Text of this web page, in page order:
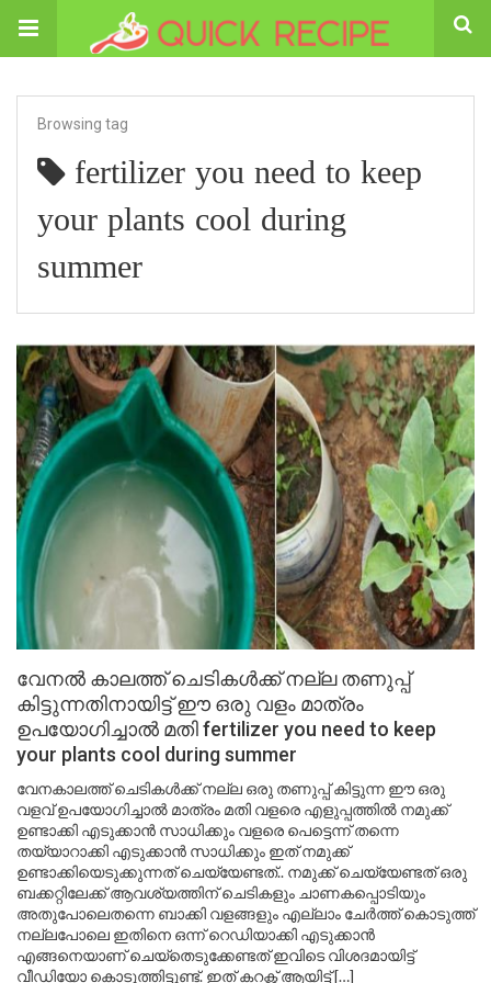
Browsing tag
fertilizer you need to keep
your plants cool during
summer
വേനൽ കാലത്ത് ചെടികൾക്ക് നല്ല തണുപ്പ്
കിട്ടുന്നതിനായിട്ട് ഈ ഒരു വളം മാത്രം
ഉപയോഗിച്ചാൽ മതി fertilizer you need to keep
your plants cool during summer
വേനകാലത്ത് ചെടികൾക്ക് നല്ല ഒരു തണുപ്പ് കിട്ടുന്ന ഈ ഒരു
വളവ് ഉപയോഗിച്ചാൽ മാത്രം മതി വളരെ എളുപ്പത്തിൽ നമുക്ക്
ഉണ്ടാക്കി എടുക്കാൻ സാധിക്കും വളരെ പെട്ടെന്ന് തന്നെ
തയ്യാറാക്കി എടുക്കാൻ സാധിക്കും ഇത് നമുക്ക്
ഉണ്ടാക്കിയെടുക്കുന്നത് ചെയ്യേണ്ടത്.. നമുക്ക് ചെയ്യേണ്ടത് ഒരു
ബക്കറ്റിലേക്ക് ആവശ്യത്തിന് ചെടികളും ചാണകപ്പൊടിയും
അതുപോലെതന്നെ ബാക്കി വളങ്ങളും എല്ലാം ചേർത്ത് കൊടുത്ത്
നല്ലപോലെ ഇതിനെ ഒന്ന് റെഡിയാക്കി എടുക്കാൻ
എങ്ങനെയാണ് ചെയ്തെടുക്കേണ്ടത് ഇവിടെ വിശദമായിട്ട്
വീഡിയോ കൊടുത്തിട്ടുണ്ട്. ഇത് കറക്റ്റ് ആയിട്ട് […]